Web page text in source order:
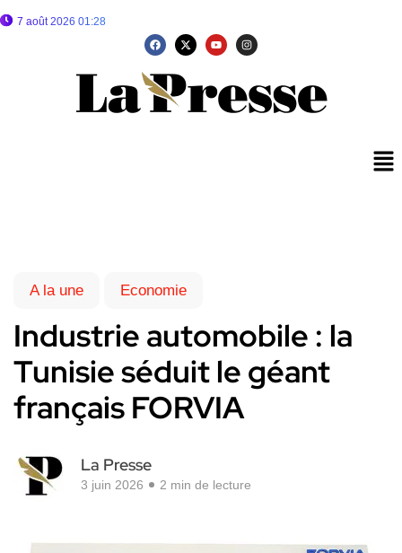
7 août 2026 01:28
A la une Economie
Industrie automobile : la
Tunisie séduit le géant
français FORVIA
La Presse
3 juin 2026 2 min de lecture